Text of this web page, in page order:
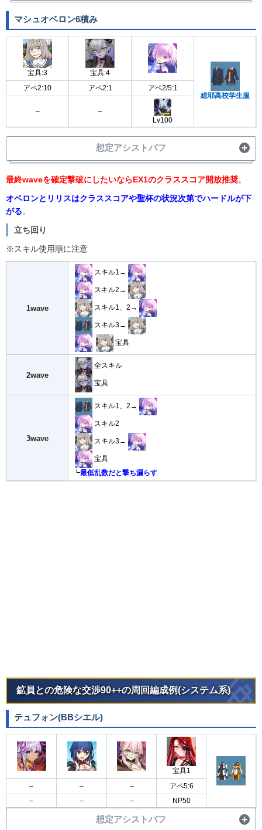
宝具2
(63,290)
(54,676)
宝具3
条件なし
(55,844)
スコア無し
(344,973)
スコア有り
(350,275)
–
・伊織以外でも手持ちの強い単体セイバーでOK
└単体グランドがいる場合はそちらに任せよう
マシュオベロン6積み
宝具:3 宝具:4
総耶高校学生服
アペ2:10 アペ2:1 アペ2/5:1
–
–
Lv100
想定アシストバフ
最終waveを確定撃破にしたいならEX1のクラススコア開放推奨。
オベロンとリリスはクラススコアや聖杯の状況次第でハードルが下
がる。
立ち回り
※スキル使用順に注意
1wave
スキル1→
スキル2→
スキル1、2→
スキル3→
宝具
2wave
全スキル
宝具
3wave
スキル1、2→
スキル2
スキル3→
宝具
┗最低乱数だと撃ち漏らす
鉱員との危険な交渉90++の周回編成例(システム系)
テュフォン(BBシエル)
宝具1
–
– –
アペ5:6
–
– – NP50
想定アシストバフ